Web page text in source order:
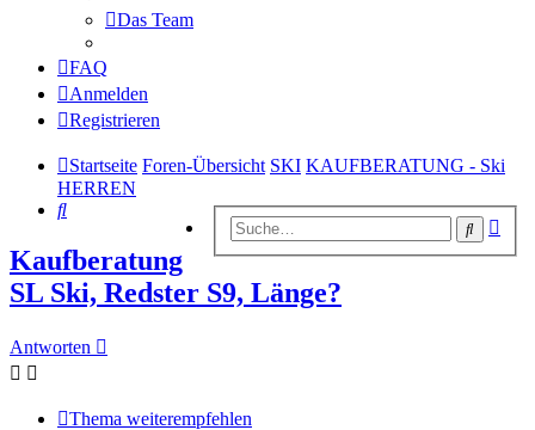
Das Team
FAQ
Anmelden
Registrieren
Startseite Foren-Übersicht SKI KAUFBERATUNG - Ski
HERREN
Suche
Suche
Kaufberatung
SL Ski, Redster S9, Länge?
Antworten
Thema weiterempfehlen